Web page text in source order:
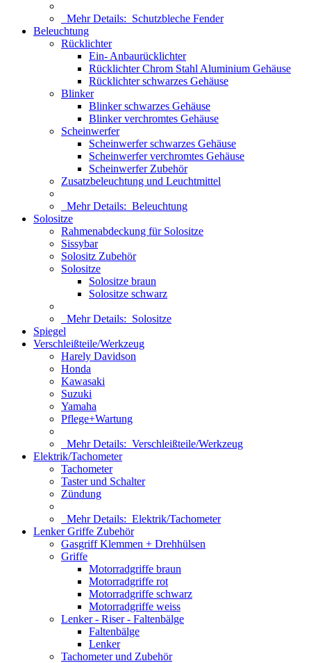
Mehr Details: Schutzbleche Fender
Beleuchtung
Rücklichter
Ein- Anbaurücklichter
Rücklichter Chrom Stahl Aluminium Gehäuse
Rücklichter schwarzes Gehäuse
Blinker
Blinker schwarzes Gehäuse
Blinker verchromtes Gehäuse
Scheinwerfer
Scheinwerfer schwarzes Gehäuse
Scheinwerfer verchromtes Gehäuse
Scheinwerfer Zubehör
Zusatzbeleuchtung und Leuchtmittel
Mehr Details: Beleuchtung
Solositze
Rahmenabdeckung für Solositze
Sissybar
Solositz Zubehör
Solositze
Solositze braun
Solositze schwarz
Mehr Details: Solositze
Spiegel
Verschleißteile/Werkzeug
Harely Davidson
Honda
Kawasaki
Suzuki
Yamaha
Pflege+Wartung
Mehr Details: Verschleißteile/Werkzeug
Elektrik/Tachometer
Tachometer
Taster und Schalter
Zündung
Mehr Details: Elektrik/Tachometer
Lenker Griffe Zubehör
Gasgriff Klemmen + Drehhülsen
Griffe
Motorradgriffe braun
Motorradgriffe rot
Motorradgriffe schwarz
Motorradgriffe weiss
Lenker - Riser - Faltenbälge
Faltenbälge
Lenker
Tachometer und Zubehör